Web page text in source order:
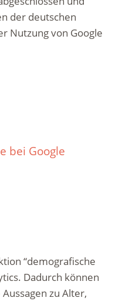
der deutschen
Nutzung von Google
bei Google
“demografische
Dadurch können
zu Alter,